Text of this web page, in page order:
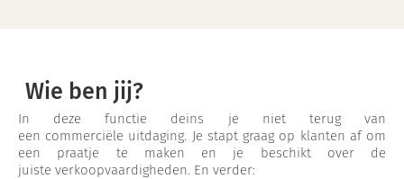
Wie ben jij?
In deze functie deins je niet terug van
een commerciële uitdaging. Je stapt graag op klanten af om
een praatje te maken en je beschikt over de
juiste verkoopvaardigheden. En verder: